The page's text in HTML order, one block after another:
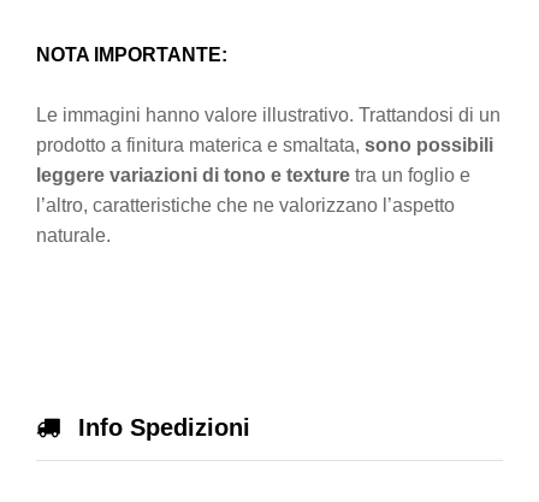
NOTA IMPORTANTE:
Le immagini hanno valore illustrativo. Trattandosi di un
prodotto a finitura materica e smaltata, sono possibili
leggere variazioni di tono e texture tra un foglio e
l’altro, caratteristiche che ne valorizzano l’aspetto
naturale.
Info Spedizioni